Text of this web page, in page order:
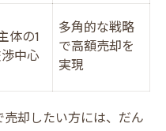
メージ提案の強み
の比較・活用事例集
ミアム演出のポイン
売却戦略
体の1
中心
多角的な戦略
で高額売却を
実現
却したい方には、だん